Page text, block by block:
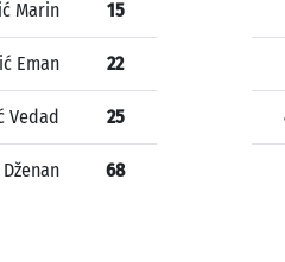
Marin 15
Eman 22
Vedad 25
68